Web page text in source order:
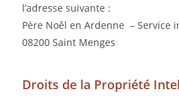
l’adresse suivante :
Père Noêl en Ardenne – Service
08200 Saint Menges
Droits de la Propriété